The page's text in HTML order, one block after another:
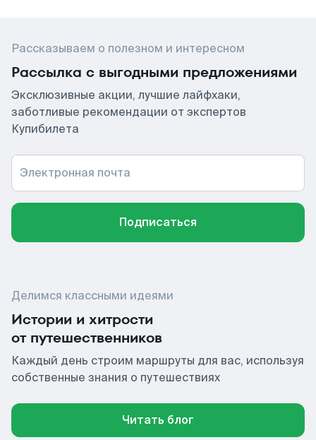
Рассказываем о полезном и интересном
Рассылка с выгодными предложениями
Эксклюзивные акции, лучшие лайфхаки,
заботливые рекомендации от экспертов
Купибилета
Электронная почта
Подписаться
Делимся классными идеями
Истории и хитрости
от путешественников
Каждый день строим маршруты для вас, используя
собственные знания о путешествиях
Читать блог